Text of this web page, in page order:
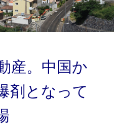
産。中国か
剤となって